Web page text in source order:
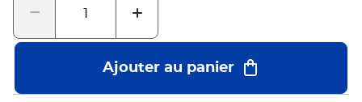
pochettes a été sélectionné pour sa rigidité, facilitant ainsi son
Ajouter au panier